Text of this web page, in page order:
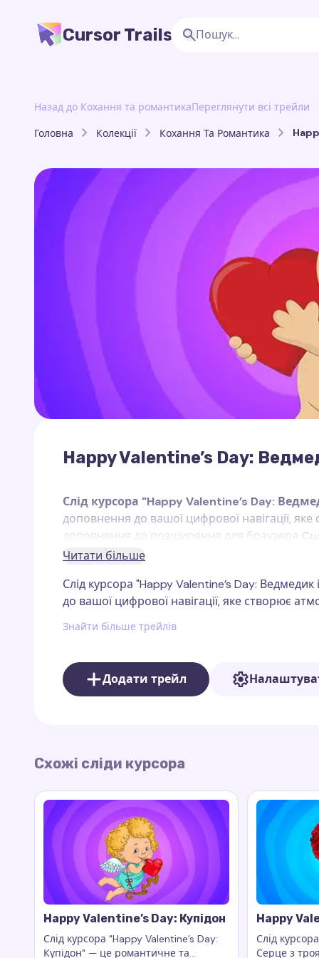
Cursor Trails
Назад до Кохання та романтикаПереглянути всі трейли
Головна Колекції Кохання Та Романтика
Happy Valentine’s Day:
Слід курсора "Happy Valentine’s Day:
доповнення до вашої цифрової навігації,
доповнення до розширення для браузера
працює виключно на веб-сторінках.
Цей слід курсора натхненний милим
який приносить на ваш екран щирі емоції
серцем у лапках символізує любов і
Коли ваш курсор рухається,
слід курсора
собою слід із маленьких сердець, які
Читати більше
Слід курсора "Happy Valentine’s Day:
до вашої цифрової навігації, яке створює
Знайти більше трейлів
Додати трейл
Схожі сліди курсора
Happy Valentine’s Day: Купідон
Слід курсора "Happy Valentine’s Day:
Купідон" — це романтичне та
Happy
Троянд
Слід
Серце з